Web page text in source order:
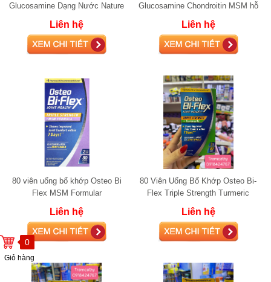
0
Giỏ hàng
Glucosamine Dạng Nước Nature
Liên hệ
Glucosamine Chondroitin MSM hỗ
Liên hệ
80 viên uống bổ khớp Osteo Bi
Flex MSM Formular
Liên hệ
80 Viên Uống Bổ Khớp Osteo Bi-
Flex Triple Strength Turmeric
Liên hệ